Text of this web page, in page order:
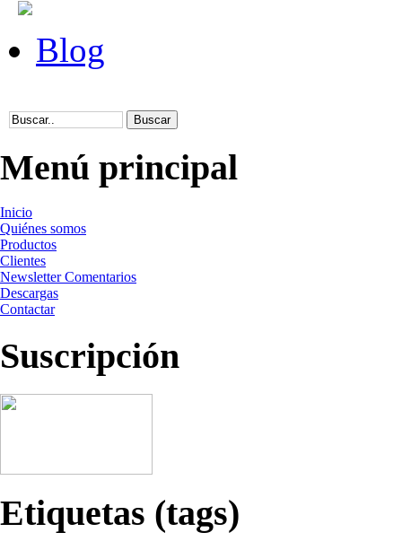
Blog
Menú principal
Inicio
Quiénes somos
Productos
Clientes
Newsletter Comentarios
Descargas
Contactar
Suscripción
Etiquetas (tags)